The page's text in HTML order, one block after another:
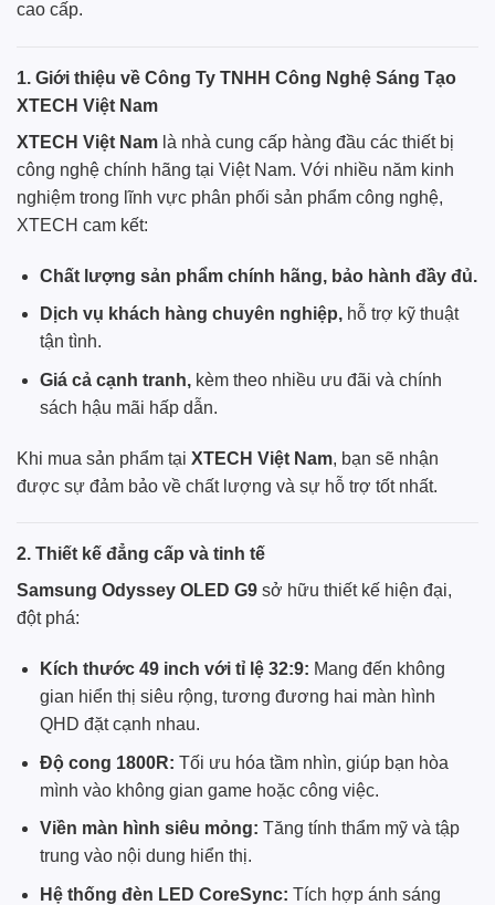
cao cấp.
1. Giới thiệu về Công Ty TNHH Công Nghệ Sáng Tạo
XTECH Việt Nam
XTECH Việt Nam là nhà cung cấp hàng đầu các thiết bị
công nghệ chính hãng tại Việt Nam. Với nhiều năm kinh
nghiệm trong lĩnh vực phân phối sản phẩm công nghệ,
XTECH cam kết:
Chất lượng sản phẩm chính hãng, bảo hành đầy đủ.
Dịch vụ khách hàng chuyên nghiệp,hỗ trợ kỹ thuật
tận tình.
Giá cả cạnh tranh,kèm theo nhiều ưu đãi và chính
sách hậu mãi hấp dẫn.
Khi mua sản phẩm tại XTECH Việt Nam, bạn sẽ nhận
được sự đảm bảo về chất lượng và sự hỗ trợ tốt nhất.
2. Thiết kế đẳng cấp và tinh tế
Samsung Odyssey OLED G9 sở hữu thiết kế hiện đại,
đột phá:
Kích thước 49 inch với tỉ lệ 32:9: Mang đến không
gian hiển thị siêu rộng, tương đương hai màn hình
QHD đặt cạnh nhau.
Độ cong 1800R: Tối ưu hóa tầm nhìn, giúp bạn hòa
mình vào không gian game hoặc công việc.
Viền màn hình siêu mỏng: Tăng tính thẩm mỹ và tập
trung vào nội dung hiển thị.
Hệ thống đèn LED CoreSync: Tích hợp ánh sáng